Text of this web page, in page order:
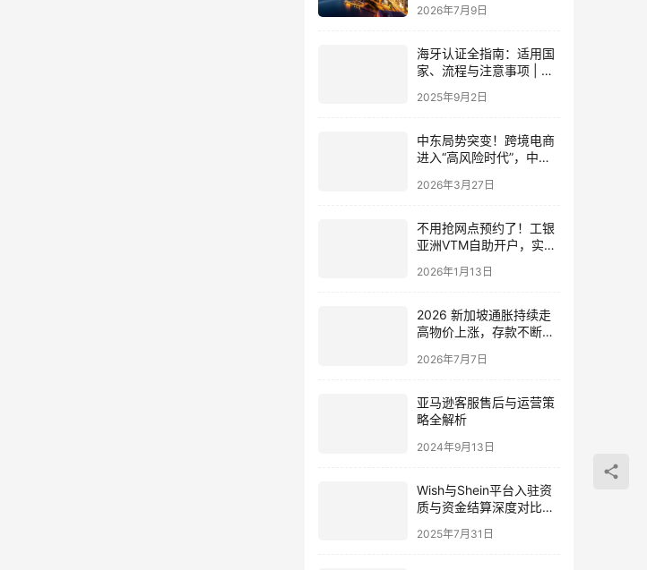
2026年普通投资者如何参
与全球资产配置
2026年7月9日
海牙认证全指南：适用国
家、流程与注意事项 | 国
2025年9月2日
中东局势突变！跨境电商
进入“高风险时代”，中国
度解析）
2026年3月27日
不用抢网点预约了！工银
亚洲VTM自助开户，实操
2026年1月13日
2026 新加坡通胀持续走
高物价上涨，存款不断缩
存利率全盘点，最高利率
2026年7月7日
亚马逊客服售后与运营策
略全解析
2024年9月13日
Wish与Shein平台入驻资
质与资金结算深度对比：
2025年7月31日